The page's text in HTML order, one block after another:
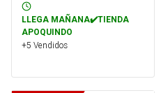
LLEGA MAÑANA✔️TIENDA
APOQUINDO
+5 Vendidos